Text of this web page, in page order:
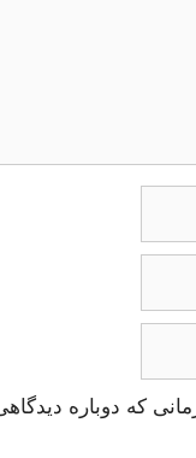
که دوباره